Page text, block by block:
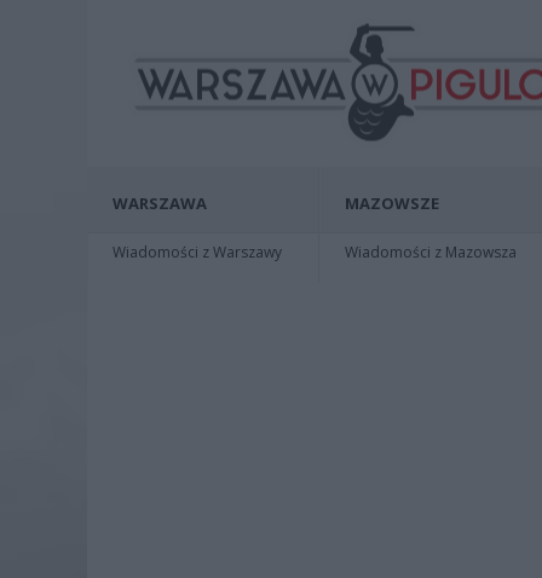
WARSZAWA
Wiadomości z Warszawy
MAZOWSZE
Wiadomości z Mazowsza